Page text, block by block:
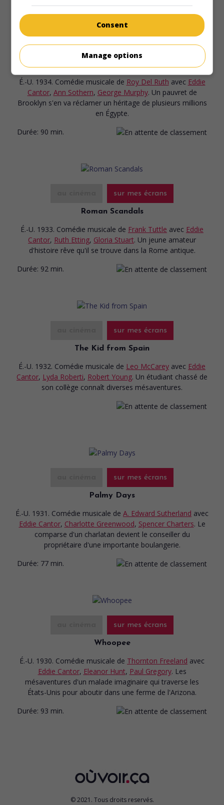
au cinéma sur mes écrans
É.-U. 1934. Comédie musicale de Roy Del Ruth avec Eddie
Cantor, Ann Sothern, George Murphy. Un pauvret de
Brooklyn s'en va réclamer un héritage de plusieurs millions
en Égypte.
Durée: 90 min.
sur mes écrans
Roman Scandals
É.-U. 1933. Comédie musicale de Frank Tuttle avec Eddie
Cantor, Ruth Etting, Gloria Stuart. Un jeune amateur
d'histoire rêve qu'il se trouve dans la Rome antique.
Durée: 92 min.
sur mes écrans
The Kid from Spain
É.-U. 1932. Comédie musicale de Leo McCarey avec Eddie
Cantor, Lyda Roberti, Robert Young. Un étudiant chassé de
son collège connaît diverses mésaventures.
sur mes écrans
Palmy Days
É.-U. 1931. Comédie musicale de A. Edward Sutherland avec
Eddie Cantor, Charlotte Greenwood, Spencer Charters. Le
comparse d'un charlatan devient le conseiller du
propriétaire d'une importante boulangerie.
Durée: 77 min.
sur mes écrans
Whoopee
É.-U. 1930. Comédie musicale de Thornton Freeland avec
Eddie Cantor, Eleanor Hunt, Paul Gregory. Les
mésaventures d'un malade imaginaire qui traverse les
États-Unis pour aboutir dans une ferme de l'Arizona.
Durée: 93 min.
© 2021. Tous droits reservés.
Consent
Manage options